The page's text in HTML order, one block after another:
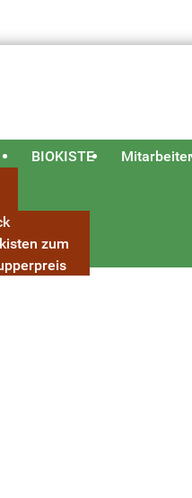
zum
BIOKISTE Mitarbeiter